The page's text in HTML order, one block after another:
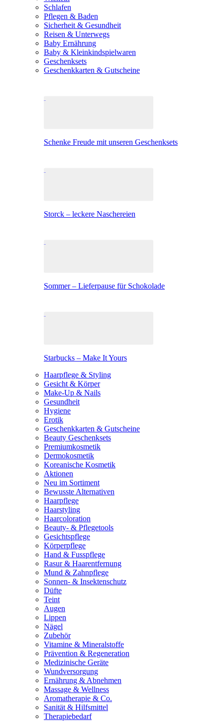
Schlafen
Pflegen & Baden
Sicherheit & Gesundheit
Reisen & Unterwegs
Baby Ernährung
Baby & Kleinkindspielwaren
Geschenksets
Geschenkkarten & Gutscheine
Schenke Freude mit unseren Geschenksets
Storck – leckere Naschereien
Sommer – Lieferpause für Schokolade
Starbucks – Make It Yours
Haarpflege & Styling
Gesicht & Körper
Make-Up & Nails
Gesundheit
Hygiene
Erotik
Geschenkkarten & Gutscheine
Beauty Geschenksets
Premiumkosmetik
Dermokosmetik
Koreanische Kosmetik
Aktionen
Neu im Sortiment
Bewusste Alternativen
Haarpflege
Haarstyling
Haarcoloration
Beauty- & Pflegetools
Gesichtspflege
Körperpflege
Hand & Fusspflege
Rasur & Haarentfernung
Mund & Zahnpflege
Sonnen- & Insektenschutz
Düfte
Teint
Augen
Lippen
Nägel
Zubehör
Vitamine & Mineralstoffe
Prävention & Regeneration
Medizinische Geräte
Wundversorgung
Ernährung & Abnehmen
Massage & Wellness
Aromatherapie & Co.
Sanität & Hilfsmittel
Therapiebedarf